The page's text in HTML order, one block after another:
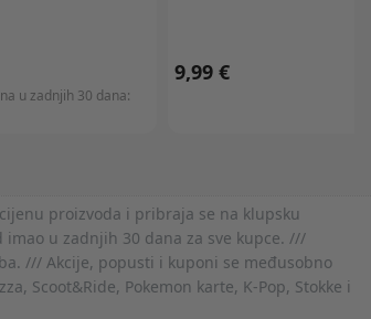
u zadnjih 30 dana:
9,99 €
proizvoda i pribraja se na klupsku
imao u zadnjih 30 dana za sve kupce. ///
/// Akcije, popusti i kuponi se međusobno
Scoot&Ride, Pokemon karte, K-Pop, Stokke i